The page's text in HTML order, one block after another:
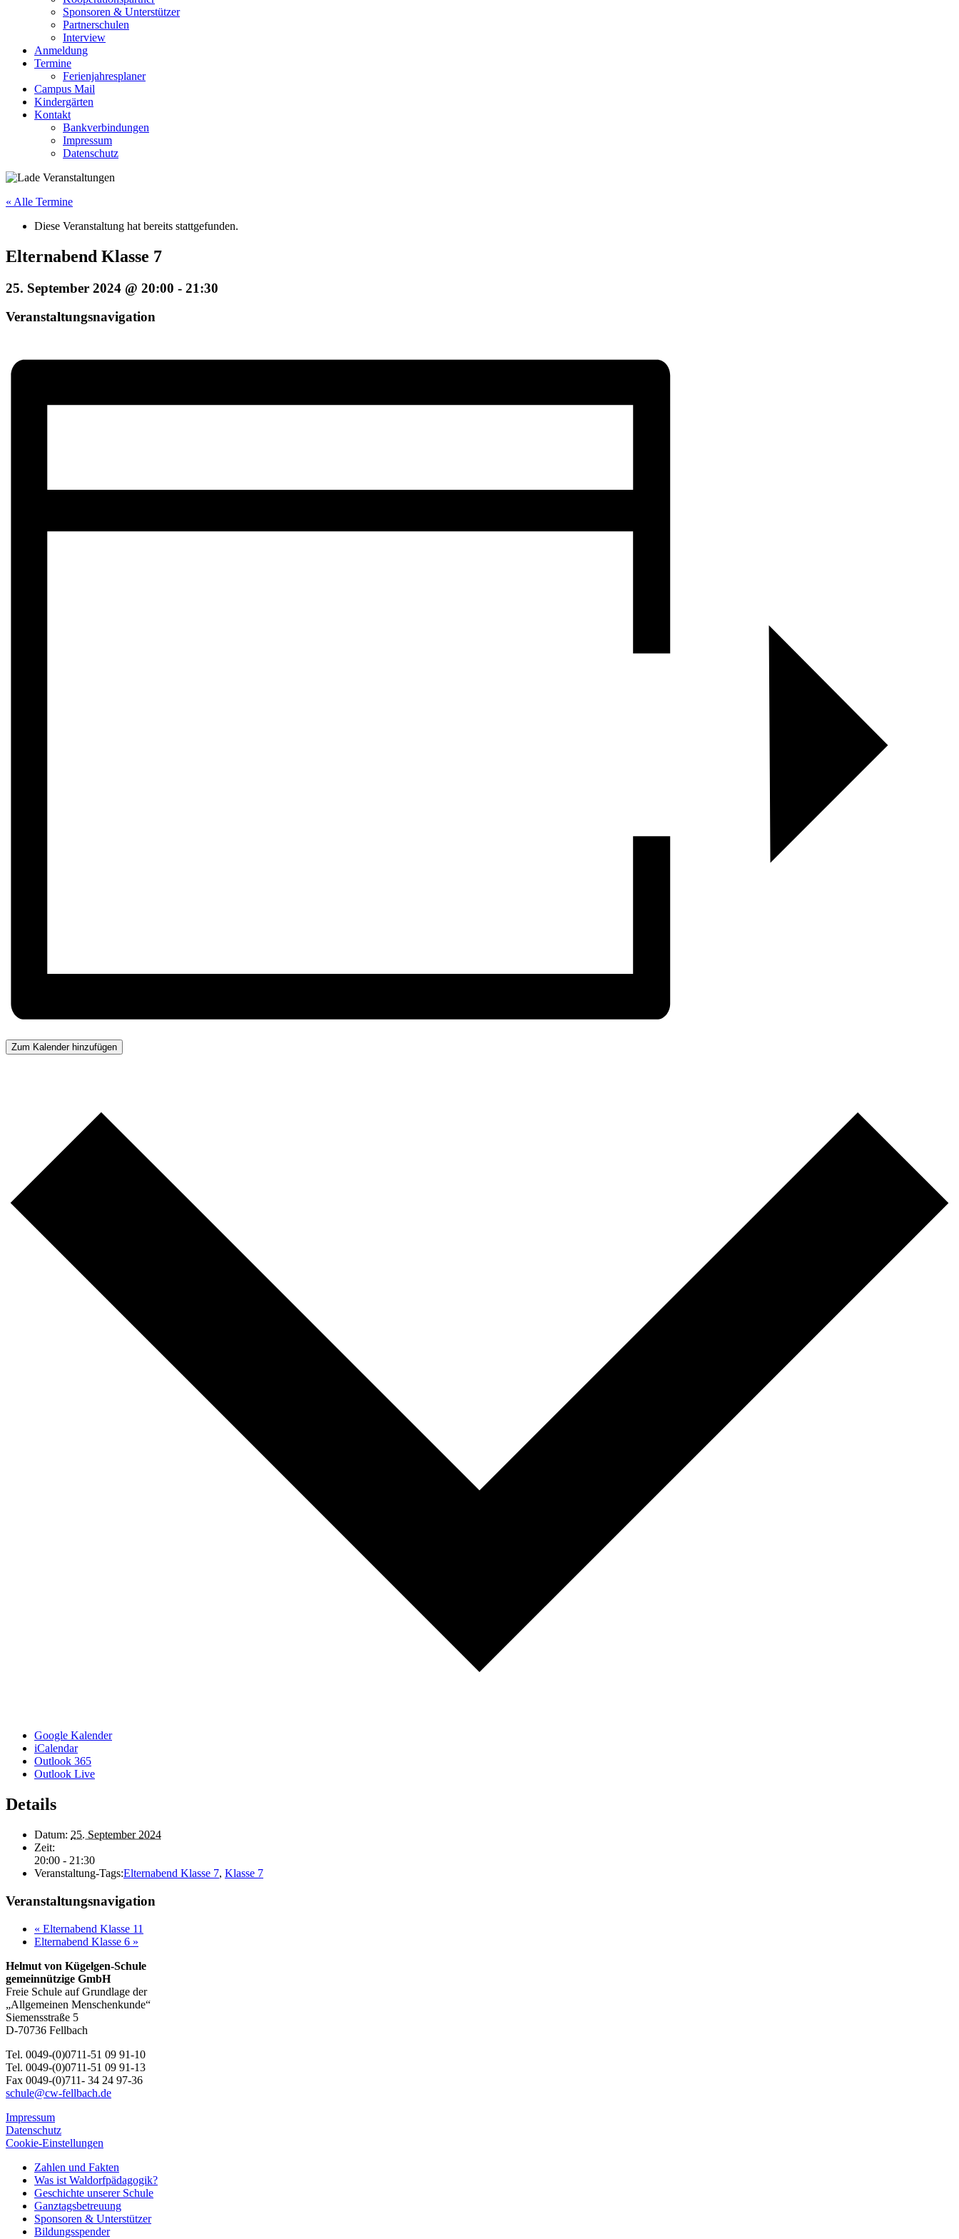
Sponsoren & Unterstützer
Partnerschulen
Interview
Anmeldung
Termine
Ferienjahresplaner
Campus Mail
Kindergärten
Kontakt
Bankverbindungen
Impressum
Datenschutz
« Alle Termine
Diese Veranstaltung hat bereits stattgefunden.
Elternabend Klasse 7
25. September 2024 @ 20:00 - 21:30
Veranstaltungsnavigation
Zum Kalender hinzufügen
Google Kalender
iCalendar
Outlook 365
Outlook Live
Details
Datum: 25. September 2024
Zeit:
20:00 - 21:30
Veranstaltung-Tags:Elternabend Klasse 7, Klasse 7
Veranstaltungsnavigation
« Elternabend Klasse 11
Elternabend Klasse 6 »
Helmut von Kügelgen-Schule
gemeinnützige GmbH
Freie Schule auf Grundlage der
„Allgemeinen Menschenkunde“
Siemensstraße 5
D-70736 Fellbach
Tel. 0049-(0)0711-51 09 91-10
Tel. 0049-(0)0711-51 09 91-13
Fax 0049-(0)711- 34 24 97-36
schule@cw-fellbach.de
Impressum
Datenschutz
Cookie-Einstellungen
Zahlen und Fakten
Was ist Waldorfpädagogik?
Geschichte unserer Schule
Ganztagsbetreuung
Sponsoren & Unterstützer
Bildungsspender